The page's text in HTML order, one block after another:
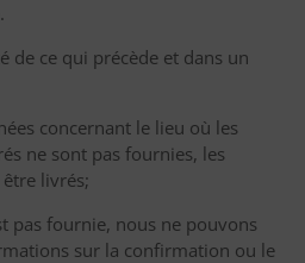
de ce qui précède et dans un
concernant le lieu où les
ne sont pas fournies, les
livrés;
pas fournie, nous ne pouvons
sur la confirmation ou le